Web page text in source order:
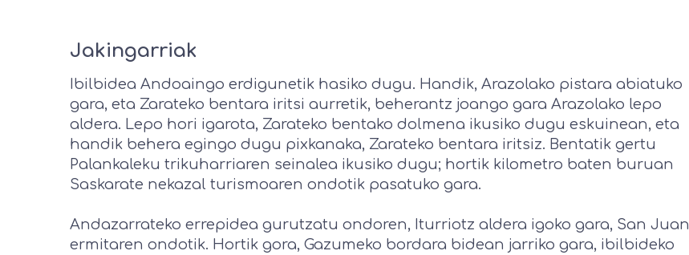
Jakingarriak
Ibilbidea Andoaingo erdigunetik hasiko dugu. Handik, Arazolako pistara abiatuko
gara, eta Zarateko bentara iritsi aurretik, beherantz joango gara Arazolako lepo
aldera. Lepo hori igarota, Zarateko bentako dolmena ikusiko dugu eskuinean, eta
handik behera egingo dugu pixkanaka, Zarateko bentara iritsiz. Bentatik gertu
Palankaleku trikuharriaren seinalea ikusiko dugu; hortik kilometro baten buruan
Saskarate nekazal turismoaren ondotik pasatuko gara.
Andazarrateko errepidea gurutzatu ondoren, Iturriotz aldera igoko gara, San Juan
ermitaren ondotik. Hortik gora, Gazumeko bordara bidean jarriko gara, ibilbideko